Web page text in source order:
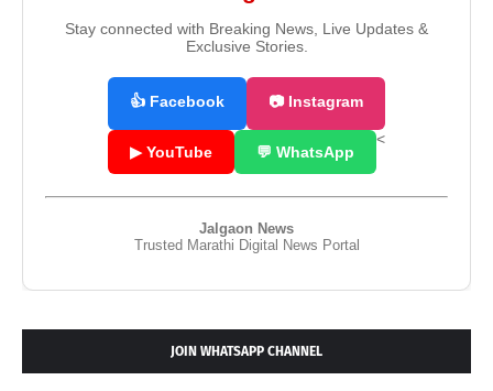
Stay connected with Breaking News, Live Updates &
Exclusive Stories.
👍 Facebook 📷 Instagram
▶ YouTube 💬 WhatsApp
<
Jalgaon News
Trusted Marathi Digital News Portal
JOIN WHATSAPP CHANNEL